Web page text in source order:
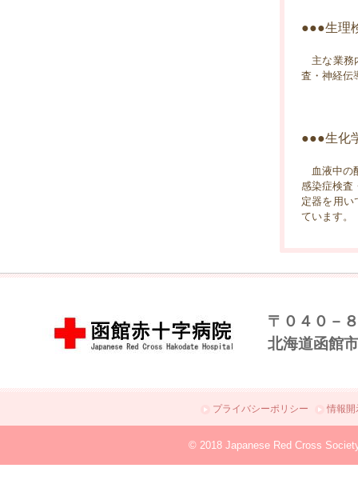
●●●生理
主な業務
査・神経伝
●●●生化
血液中の
感染症検査
定器を用い
ています。
〒０４０－
北海道函館
プライバシーポリシー 情報開
© 2018 Japanese Red Cross